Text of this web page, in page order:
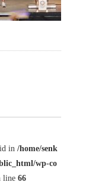
in /home/senk
wp-co
line 66